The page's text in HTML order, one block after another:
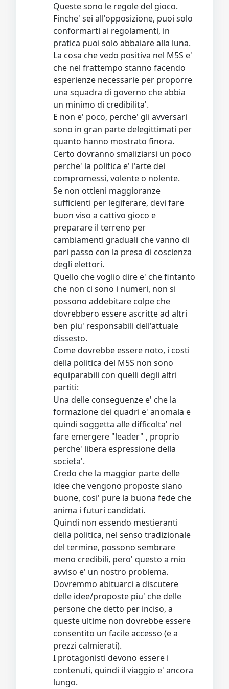
Queste sono le regole del gioco.
Finche' sei all'opposizione, puoi solo
conformarti ai regolamenti, in
pratica puoi solo abbaiare alla luna.
La cosa che vedo positiva nel M5S e'
che nel frattempo stanno facendo
esperienze necessarie per proporre
una squadra di governo che abbia
un minimo di credibilita'.
E non e' poco, perche' gli avversari
sono in gran parte delegittimati per
quanto hanno mostrato finora.
Certo dovranno smaliziarsi un poco
perche' la politica e' l'arte dei
compromessi, volente o nolente.
Se non ottieni maggioranze
sufficienti per legiferare, devi fare
buon viso a cattivo gioco e
preparare il terreno per
cambiamenti graduali che vanno di
pari passo con la presa di coscienza
degli elettori.
Quello che voglio dire e' che fintanto
che non ci sono i numeri, non si
possono addebitare colpe che
dovrebbero essere ascritte ad altri
ben piu' responsabili dell'attuale
dissesto.
Come dovrebbe essere noto, i costi
della politica del M5S non sono
equiparabili con quelli degli altri
partiti:
Una delle conseguenze e' che la
formazione dei quadri e' anomala e
quindi soggetta alle difficolta' nel
fare emergere "leader" , proprio
perche' libera espressione della
societa'.
Credo che la maggior parte delle
idee che vengono proposte siano
buone, cosi' pure la buona fede che
anima i futuri candidati.
Quindi non essendo mestieranti
della politica, nel senso tradizionale
del termine, possono sembrare
meno credibili, pero' questo a mio
avviso e' un nostro problema.
Dovremmo abituarci a discutere
delle idee/proposte piu' che delle
persone che detto per inciso, a
queste ultime non dovrebbe essere
consentito un facile accesso (e a
prezzi calmierati).
I protagonisti devono essere i
contenuti, quindi il viaggio e' ancora
lungo.